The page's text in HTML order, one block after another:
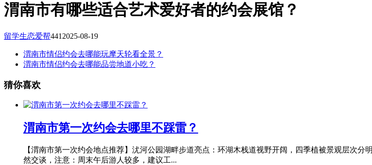
渭南市有哪些适合艺术爱好者的约会展馆？
留学生恋爱帮441 2025-08-19
渭南市情侣约会去哪能玩摩天轮看全景？
渭南市情侣约会去哪能品尝地道小吃？
猜你喜欢
渭南市第一次约会去哪里不踩雷？
【渭南市第一次约会地点推荐】沋河公园湖畔步道亮点：环湖木栈道视野开阔，四季植被景观层次
然交谈，注意：周末午后游人较多，建议工...